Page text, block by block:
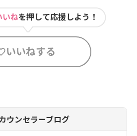
いねを押して応援しよう！
いいねする
ウンセラーブログ